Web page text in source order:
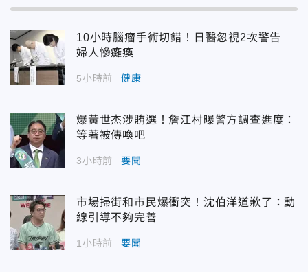
10小時腦瘤手術切錯！日醫忽視2次警告
婦人慘癱瘓
5小時前 健康
爆黃世杰涉賄選！詹江村曝警方調查進度：
等著被傳喚吧
3小時前 要聞
市場掃街和市民爆衝突！沈伯洋道歉了：動
線引導不夠完善
1小時前 要聞